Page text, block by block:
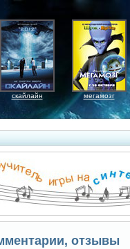
скайлайн мегамозг
отзывы